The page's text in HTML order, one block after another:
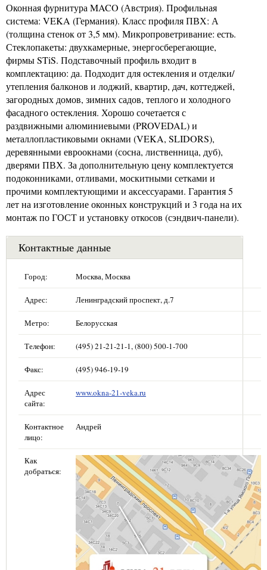
Оконная фурнитура MACO (Австрия). Профильная
система: VEKA (Германия). Класс профиля ПВХ: А
(толщина стенок от 3,5 мм). Микропроветривание: есть.
Стеклопакеты: двухкамерные, энергосберегающие,
фирмы STiS. Подставочный профиль входит в
комплектацию: да. Подходит для остекления и отделки/
утепления балконов и лоджий, квартир, дач, коттеджей,
загородных домов, зимних садов, теплого и холодного
фасадного остекления. Хорошо сочетается с
раздвижными алюминиевыми (PROVEDAL) и
металлопластиковыми окнами (VEKA, SLIDORS),
деревянными евроокнами (сосна, лиственница, дуб),
дверями ПВХ. За дополнительную цену комплектуется
подоконниками, отливами, москитными сетками и
прочими комплектующими и аксессуарами. Гарантия 5
лет на изготовление оконных конструкций и 3 года на их
монтаж по ГОСТ и установку откосов (сэндвич-панели).
Контактные данные
Город: Москва, Москва
Адрес: Ленинградский проспект, д.7
Метро: Белорусская
Телефон: (495) 21-21-21-1, (800) 500-1-700
Факс: (495) 946-19-19
Адрес
сайта:
www.okna-21-veka.ru
Контактное
лицо:
Андрей
Как
добраться: